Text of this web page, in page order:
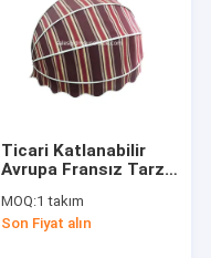
Ticari Katlanabilir
Avrupa Fransız Tarzı
Yuvarlak Çatlaklar
MOQ:1 takım
Son Fiyat alın